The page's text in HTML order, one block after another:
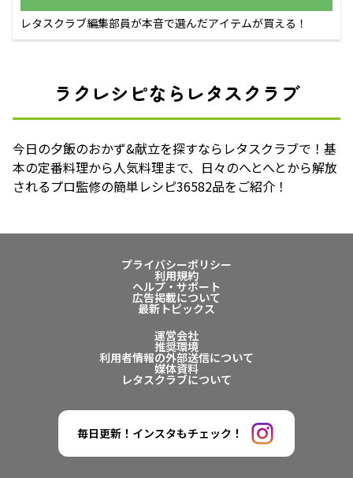
レタスクラブ編集部員が本音で選んだアイテムが買える！
ラクレシピならレタスクラブ
今日の夕飯のおかず&献立を探すならレタスクラブで！基
本の定番料理から人気料理まで、日々のへとへとから解放
されるプロ監修の簡単レシピ36582品をご紹介！
プライバシーポリシー
利用規約
ヘルプ・サポート
広告掲載について
最新トピックス
運営会社
推奨環境
利用者情報の外部送信について
媒体資料
レタスクラブについて
毎日更新！インスタもチェック！